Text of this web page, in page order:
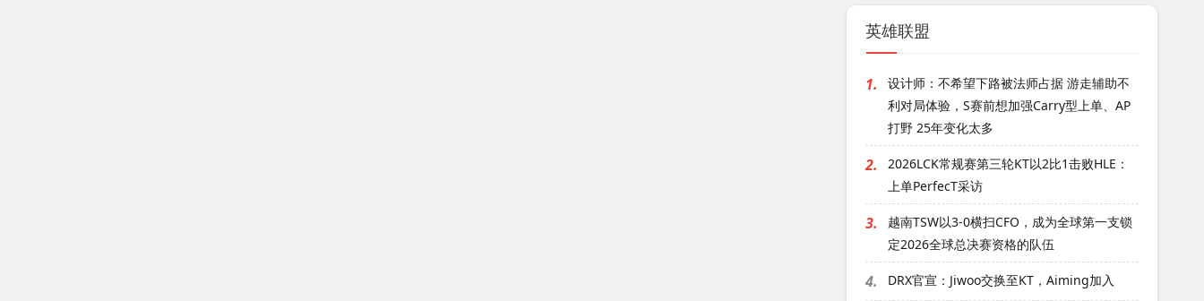
英雄联盟
1.
设计师：不希望下路被法师占据 游走辅助不
利对局体验，S赛前想加强Carry型上单、AP
打野 25年变化太多
2.
2026LCK常规赛第三轮KT以2比1击败HLE：
上单PerfecT采访
3.
越南TSW以3-0横扫CFO，成为全球第一支锁
定2026全球总决赛资格的队伍
4. DRX官宣：Jiwoo交换至KT，Aiming加入